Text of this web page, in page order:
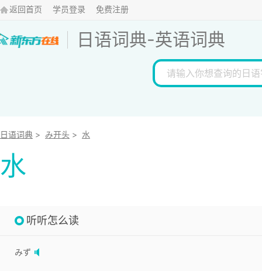
返回首页 学员登录 免费注册
日语词典-英语词典
日语词典 > み开头 > 水
水
听听怎么读
みず